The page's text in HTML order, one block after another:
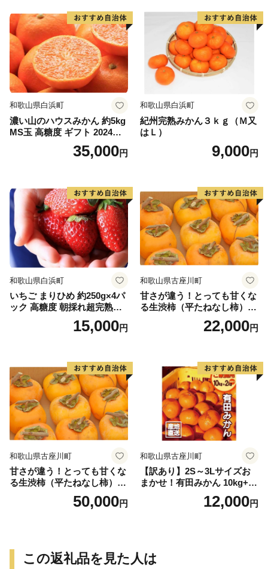
和歌山県白浜町
濃い山のハウスみかん 約5kg
MS玉 高糖度 ギフト 2024年7
35,000円
和歌山県白浜町
紀州完熟みかん３ｋｇ（Ｍ又
はＬ）
9,000円
和歌山県白浜町
いちご まりひめ 約250g×4パ
ック 高糖度 朝採れ超完熟ま
りひめ 1月以降発送分
15,000円
和歌山県古座川町
甘さが違う！とっても甘くな
る生渋柿（平たねなし柿）吊
ップ付約4.5～5kg 約24～30
22,000円
和歌山県古座川町
甘さが違う！とっても甘くな
る生渋柿（平たねなし柿）吊
ップ付約14.5～15kg 約60～
50,000円
和歌山県古座川町
【訳あり】2S～3Lサイズお
まかせ！有田みかん 10kg+2k
g保証分 11月から12月下旬ま
でに順次発送致します。 / 訳
12,000円
この返礼品を見た人は